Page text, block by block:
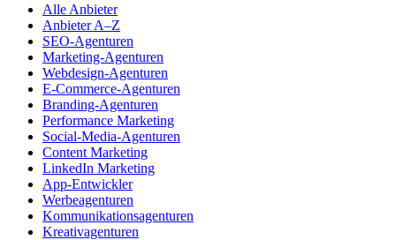
Alle Anbieter
Anbieter A–Z
SEO-Agenturen
Marketing-Agenturen
Webdesign-Agenturen
E-Commerce-Agenturen
Branding-Agenturen
Performance Marketing
Social-Media-Agenturen
Content Marketing
LinkedIn Marketing
App-Entwickler
Werbeagenturen
Kommunikationsagenturen
Kreativagenturen